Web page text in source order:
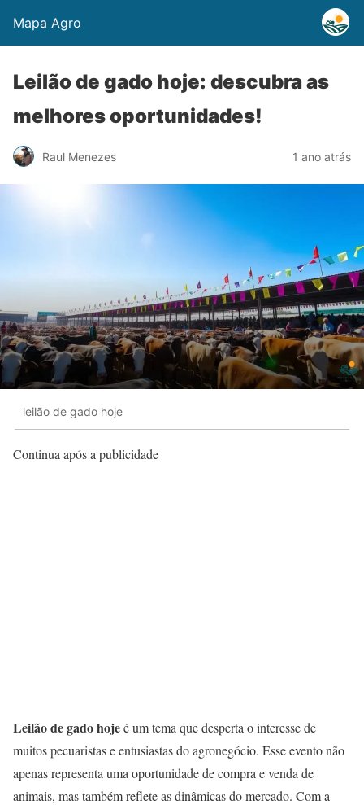
Mapa Agro
Leilão de gado hoje: descubra as
melhores oportunidades!
Raul Menezes 1 ano atrás
leilão de gado hoje
Continua após a publicidade
Leilão de gado hojeé um tema que desperta o interesse de
muitos pecuaristas e entusiastas do agronegócio. Esse evento não
apenas representa uma oportunidade de compra e venda de
animais, mas também reflete as dinâmicas do mercado. Com a